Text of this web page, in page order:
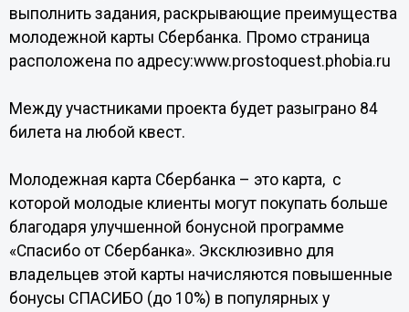
выполнить задания, раскрывающие преимущества
молодежной карты Сбербанка. Промо страница
расположена по адресу:www.prostoquest.phobia.ru
Между участниками проекта будет разыграно 84
билета на любой квест.
Молодежная карта Сбербанка – это карта, с
которой молодые клиенты могут покупать больше
благодаря улучшенной бонусной программе
«Спасибо от Сбербанка». Эксклюзивно для
владельцев этой карты начисляются повышенные
бонусы СПАСИБО (до 10%) в популярных у